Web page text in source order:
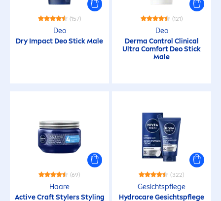
Nachhaltigkeit (NIVEA MEN)
Nachhaltigkeit (NIVEA)
Nicht fettend
Nicht klebend
NIVEA Duft
(157)
Deo
Dry Impact Deo Stick Male
(121)
Deo
Derma Control Clinical
Ultra Comfort Deo Stick
Male
(69)
Haare
ActiveCraft Stylers Styling
(322)
Gesichtspflege
HydrocareGesichtspflege